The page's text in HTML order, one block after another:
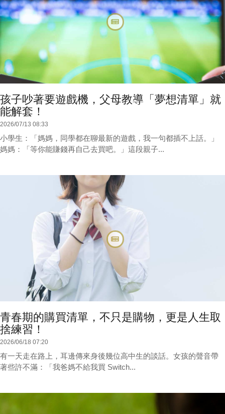
孩子吵著要遊戲機，父母教導「夢想清單」就
能解套！
2026/07/13 08:33
小學生：「媽媽，同學都在聊最新的遊戲，我一句都插不上話。」
媽媽：「等你能賺錢再自己去買吧。」這段親子...
青春期的購買清單，不只是購物，更是人生取
捨練習！
2026/06/18 07:20
有一天走在路上，耳邊傳來身後幾位高中生的談話。女孩的聲音帶
著些許不滿：「我爸媽不給我買 Switch...